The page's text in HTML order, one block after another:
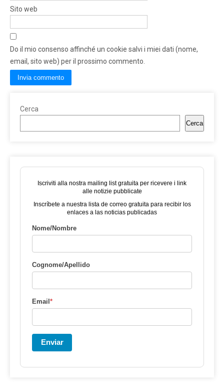
Sito web
Do il mio consenso affinché un cookie salvi i miei dati (nome,
email, sito web) per il prossimo commento.
Cerca
Cerca
Iscriviti alla nostra mailing list gratuita per ricevere i link
alle notizie pubblicate
Inscríbete a nuestra lista de correo gratuita para recibir los
enlaces a las noticias publicadas
Nome/Nombre
Cognome/Apellido
Email*
Enviar